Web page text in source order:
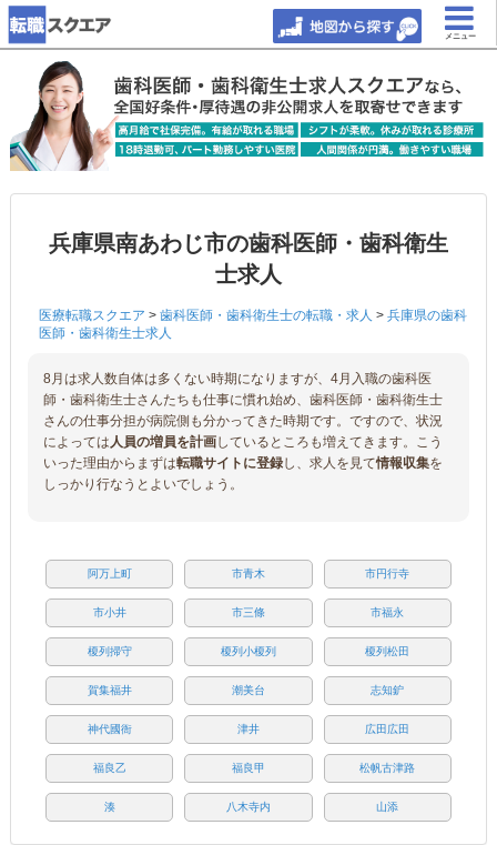
メニュー
兵庫県南あわじ市の歯科医師・歯科衛生
士求人
医療転職スクエア > 歯科医師・歯科衛生士の転職・求人 > 兵庫県の歯科
医師・歯科衛生士求人
8月は求人数自体は多くない時期になりますが、4月入職の歯科医
師・歯科衛生士さんたちも仕事に慣れ始め、歯科医師・歯科衛生士
さんの仕事分担が病院側も分かってきた時期です。ですので、状況
によっては人員の増員を計画しているところも増えてきます。こう
いった理由からまずは転職サイトに登録し、求人を見て情報収集を
しっかり行なうとよいでしょう。
阿万上町 市青木 市円行寺
市小井 市三條 市福永
榎列掃守 榎列小榎列 榎列松田
賀集福井 潮美台 志知鈩
神代國衙 津井 広田広田
福良乙 福良甲 松帆古津路
湊 八木寺内 山添